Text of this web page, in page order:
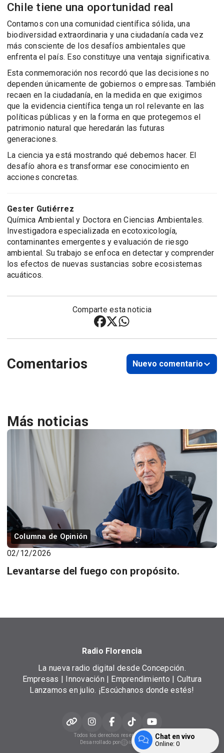
Chile tiene una oportunidad real
Contamos con una comunidad científica sólida, una
biodiversidad extraordinaria y una ciudadanía cada vez
más consciente de los desafíos ambientales que
enfrenta el país. Eso constituye una ventaja significativa.
Esta conmemoración nos recordó que las decisiones no
dependen únicamente de gobiernos o empresas. También
recaen en la ciudadanía, en la medida en que exigimos
que la evidencia científica tenga un rol relevante en las
políticas públicas y en la forma en que protegemos el
patrimonio natural que heredarán las futuras
generaciones.
La ciencia ya está mostrando qué debemos hacer. El
desafío ahora es transformar ese conocimiento en
acciones concretas.
Gester Gutiérrez
Química Ambiental y Doctora en Ciencias Ambientales.
Investigadora especializada en ecotoxicología,
contaminantes emergentes y evaluación de riesgo
ambiental. Su trabajo se enfoca en detectar y comprender
los efectos de nuevas sustancias sobre ecosistemas
acuáticos.
Comparte esta noticia
Comentarios Nuevo comentario
Más noticias
Columna de Opinión
02/12/2026
Levantarse del fuego con propósito.
Radio Florencia
La nueva radio digital desde Concepción.
Empresas | Innovación | Emprendimiento | Cultura
Lanzamos en julio. ¡Escúchanos donde estés!
Todos los derechos reservados.
Desarrollado por
Chat en vivo
Online: 0